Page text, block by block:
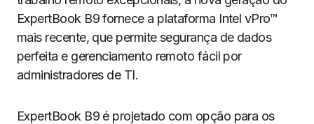
ExpertBook B9 fornece a plataforma Intel vPro™
mais recente, que permite segurança de dados
perfeita e gerenciamento remoto fácil por
administradores de TI.
ExpertBook B9 é projetado com opção para os